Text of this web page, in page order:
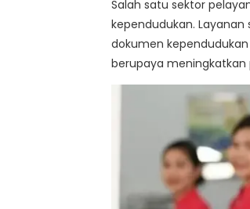
Salah satu sektor
kependudukan.
dokumen
berupaya meningkatkan